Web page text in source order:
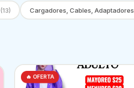
(13) Cargadores, Cables, Adaptadores
🔥 OFERTA